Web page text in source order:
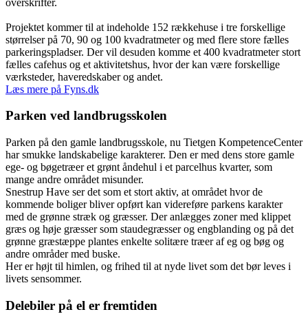
Projektet kommer til at indeholde 152 rækkehuse i tre forskellige
størrelser på 70, 90 og 100 kvadratmeter og med flere store fælles
parkeringspladser. Der vil desuden komme et 400 kvadratmeter stort
fælles cafehus og et aktivitetshus, hvor der kan være forskellige
værksteder, haveredskaber og andet.
Læs mere på Fyns.dk
Parken ved landbrugsskolen
Parken på den gamle landbrugsskole, nu Tietgen KompetenceCenter
har smukke landskabelige karakterer. Den er med dens store gamle
ege- og bøgetræer et grønt åndehul i et parcelhus kvarter, som
mange andre området misunder.
Snestrup Have ser det som et stort aktiv, at området hvor de
kommende boliger bliver opført kan videreføre parkens karakter
med de grønne stræk og græsser. Der anlægges zoner med klippet
græs og høje græsser som staudegræsser og engblanding og på det
grønne græstæppe plantes enkelte solitære træer af eg og bøg og
andre områder med buske.
Her er højt til himlen, og frihed til at nyde livet som det bør leves i
livets sensommer.
Delebiler på el er fremtiden